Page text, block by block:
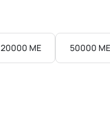
20000 МЕ 50000 МЕ